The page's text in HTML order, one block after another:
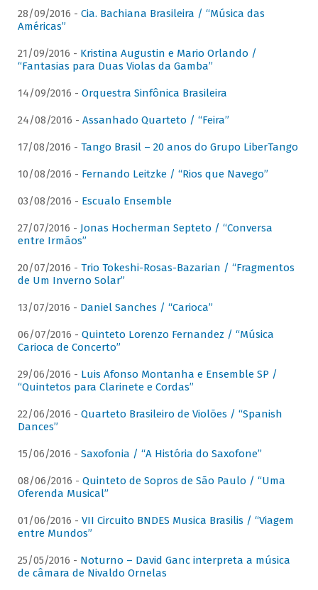
28/09/2016 - Cia. Bachiana Brasileira / “Música das
Américas”
21/09/2016 - Kristina Augustin e Mario Orlando /
“Fantasias para Duas Violas da Gamba”
14/09/2016 - Orquestra Sinfônica Brasileira
24/08/2016 - Assanhado Quarteto / “Feira”
17/08/2016 - Tango Brasil – 20 anos do Grupo LiberTango
10/08/2016 - Fernando Leitzke / “Rios que Navego”
03/08/2016 - Escualo Ensemble
27/07/2016 - Jonas Hocherman Septeto / “Conversa
entre Irmãos”
20/07/2016 - Trio Tokeshi-Rosas-Bazarian / “Fragmentos
de Um Inverno Solar”
13/07/2016 - Daniel Sanches / “Carioca”
06/07/2016 - Quinteto Lorenzo Fernandez / “Música
Carioca de Concerto”
29/06/2016 - Luis Afonso Montanha e Ensemble SP /
“Quintetos para Clarinete e Cordas”
22/06/2016 - Quarteto Brasileiro de Violões / “Spanish
Dances”
15/06/2016 - Saxofonia / “A História do Saxofone”
08/06/2016 - Quinteto de Sopros de São Paulo / “Uma
Oferenda Musical”
01/06/2016 - VII Circuito BNDES Musica Brasilis / “Viagem
entre Mundos”
25/05/2016 - Noturno – David Ganc interpreta a música
de câmara de Nivaldo Ornelas